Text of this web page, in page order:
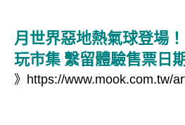
月世界惡地熱氣球登場
玩市集 繫留體驗售票日
》 https://www.mook.com.tw/